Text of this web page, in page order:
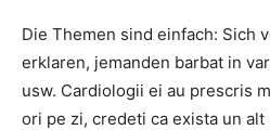
Die Themen sind einfach: Sich
erklaren, jemanden barbat in
usw. Cardiologii ei au prescris
ori pe zi, credeti ca exista un